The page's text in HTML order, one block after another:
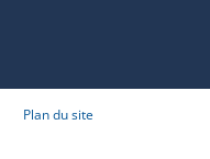
Plan du site